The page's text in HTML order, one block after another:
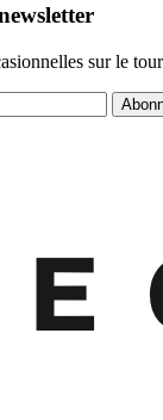
sur le